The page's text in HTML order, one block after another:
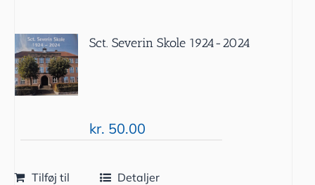
Sct. Severin Skole 1924-2024
kr. 50.00
Tilføj til
Detaljer